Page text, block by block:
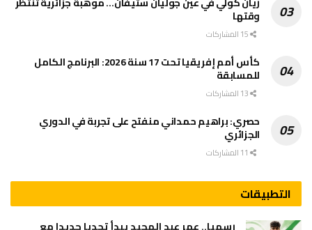
وقتها
كأس أمم إفريقيا تحت 17 سنة 2026: البرنامج الكامل
للمسابقة
حصري: براهيم حمداني منفتح على تجربة في الدوري
الجزائري
التطبيقات